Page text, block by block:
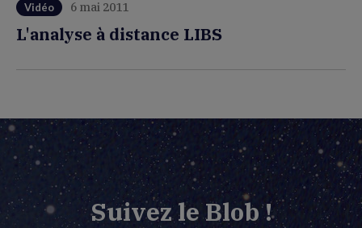
Vidéo 6 mai 2011
L'analyse à distance LIBS
Suivez le Blob !